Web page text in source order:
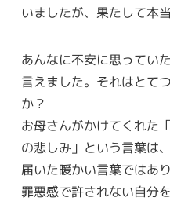
いましたが、果たして本
あんなに不安に思ってい
言えました。それはとて
か？
お母さんがかけてくれた
の悲しみ」という言葉は
届いた暖かい言葉ではあ
罪悪感で許されない自分